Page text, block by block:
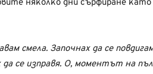
няколко дни сърфиране като
смела. Започнах да се
се изправя. О, моментът на